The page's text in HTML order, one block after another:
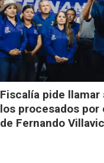
Fiscalía pide llamar
los procesados por
de Fernando